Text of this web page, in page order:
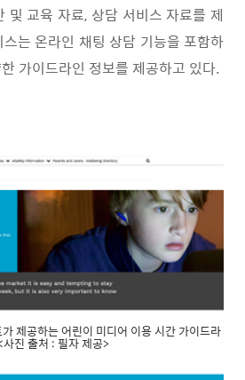
및 교육 자료, 상담 서비스 자료를 제
는 온라인 채팅 상담 기능을 포함하
가이드라인 정보를 제공하고 있다.
제공하는 어린이 미디어 이용 시간 가이드라
사진 출처 : 필자 제공>